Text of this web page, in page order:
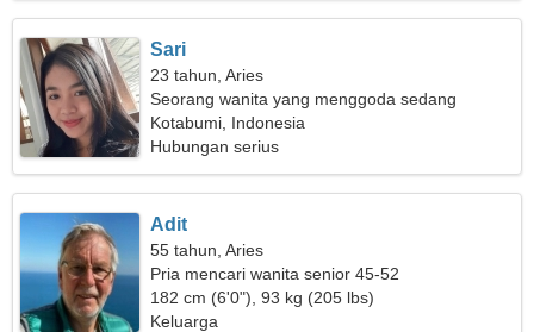
Sari
23 tahun, Aries
Seorang wanita yang menggoda sedang
mencari hubungan jangka panjang
Kotabumi, Indonesia
Hubungan serius
Adit
55 tahun, Aries
Pria mencari wanita senior 45-52
182 cm (6'0"), 93 kg (205 lbs)
Keluarga